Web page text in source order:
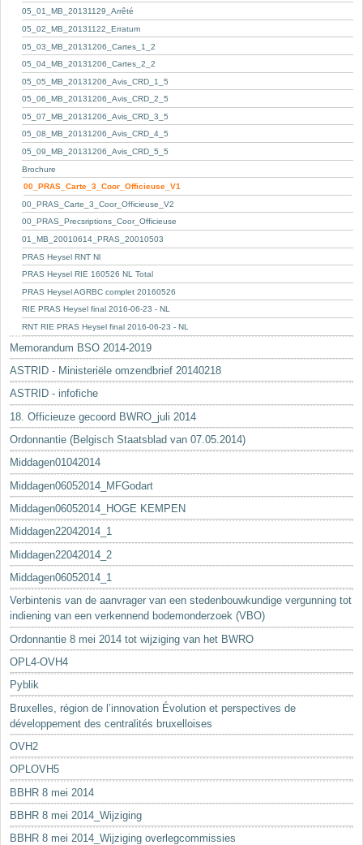
05_01_MB_20131129_Arrêté
05_02_MB_20131122_Erratum
05_03_MB_20131206_Cartes_1_2
05_04_MB_20131206_Cartes_2_2
05_05_MB_20131206_Avis_CRD_1_5
05_06_MB_20131206_Avis_CRD_2_5
05_07_MB_20131206_Avis_CRD_3_5
05_08_MB_20131206_Avis_CRD_4_5
05_09_MB_20131206_Avis_CRD_5_5
Brochure
00_PRAS_Carte_3_Coor_Officieuse_V1
00_PRAS_Carte_3_Coor_Officieuse_V2
00_PRAS_Precsriptions_Coor_Officieuse
01_MB_20010614_PRAS_20010503
PRAS Heysel RNT Nl
PRAS Heysel RIE 160526 NL Total
PRAS Heysel AGRBC complet 20160526
RIE PRAS Heysel final 2016-06-23 - NL
RNT RIE PRAS Heysel final 2016-06-23 - NL
Memorandum BSO 2014-2019
ASTRID - Ministeriële omzendbrief 20140218
ASTRID - infofiche
18. Officieuze gecoord BWRO_juli 2014
Ordonnantie (Belgisch Staatsblad van 07.05.2014)
Middagen01042014
Middagen06052014_MFGodart
Middagen06052014_HOGE KEMPEN
Middagen22042014_1
Middagen22042014_2
Middagen06052014_1
Verbintenis van de aanvrager van een stedenbouwkundige vergunning tot
indiening van een verkennend bodemonderzoek (VBO)
Ordonnantie 8 mei 2014 tot wijziging van het BWRO
OPL4-OVH4
Pyblik
Bruxelles, région de l’innovation Évolution et perspectives de
développement des centralités bruxelloises
OVH2
OPLOVH5
BBHR 8 mei 2014
BBHR 8 mei 2014_Wijziging
BBHR 8 mei 2014_Wijziging overlegcommissies